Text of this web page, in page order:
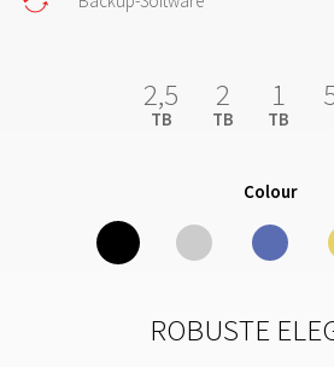
2,5
TB
2
TB
1
TB
Colour
ROBUSTE